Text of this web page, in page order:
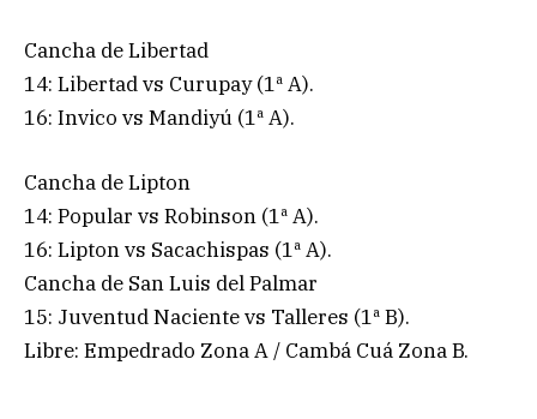
Cancha de Libertad
14: Libertad vs Curupay (1ª A).
16: Invico vs Mandiyú (1ª A).
Cancha de Lipton
14: Popular vs Robinson (1ª A).
16: Lipton vs Sacachispas (1ª A).
Cancha de San Luis del Palmar
15: Juventud Naciente vs Talleres (1ª B).
Libre: Empedrado Zona A / Cambá Cuá Zona B.